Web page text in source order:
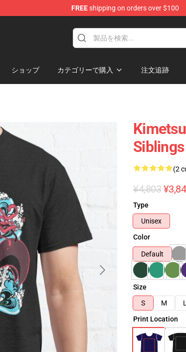
FREEshipping on orders over $100
Shop
ショップ カテゴリーで購入 注文追跡
(2
¥4,803
Type
Unisex
Color
Default
Size
S
M L
Print Location